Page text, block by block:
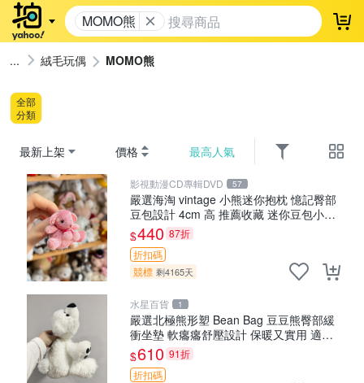
MOMO熊 登
絨毛玩偶 MOMO熊
全部
分類
最新上架 價格 最高人氣
影視動漫CD專輯DVD 57
嚴選海淘 vintage 小熊迷你抱枕 憶記臀部
豆包設計 4cm 高 推薦收藏 迷你豆包小
熊、高臀部、豆袋抱枕
$440 87折
折扣碼
競標 剩4165天
水星百貨 1
嚴選北極熊形塑 Bean Bag 豆豆熊臀部緩
衝坐墊 軟癟癟舒壓設計 保暖又實用 適合
久坐放松 推薦居家使用 RUSS系列 豆豆熊
屁屁坐墊 3D顆粒結構
$610 91折
折扣碼